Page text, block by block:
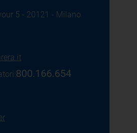
5 - 20121 - Milano
800.166.654